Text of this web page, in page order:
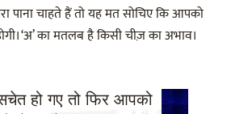
चाहते हैं तो यह मत सोचिए कि आपको
‘अ’ का मतलब है किसी चीज़ का अभाव।
हो गए तो फिर आपको